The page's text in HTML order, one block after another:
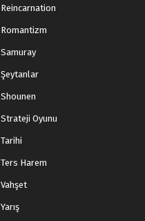
Reincarnation
Romantizm
Samuray
Şeytanlar
Shounen
Strateji Oyunu
Tarihi
Ters Harem
Vahşet
Yarış